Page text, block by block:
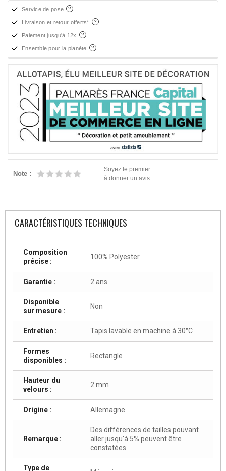
Service de pose
Livraison et retour offerts*
Paiement jusqu'à 12x
Ensemble pour la planète
Note :
Soyez le premier
à donner un avis
CARACTÉRISTIQUES TECHNIQUES
Composition
précise :
100% Polyester
Garantie : 2 ans
Disponible
sur mesure :
Non
Entretien : Tapis lavable en machine à 30°C
Formes
disponibles :
Rectangle
Hauteur du
velours :
2 mm
Origine : Allemagne
Remarque :
Des différences de tailles pouvant
aller jusqu'à 5% peuvent être
constatées
Type de